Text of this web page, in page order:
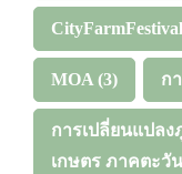
MOA (3) ก
การเปลี่ยนแปล
เกษตร ภาคตะวั